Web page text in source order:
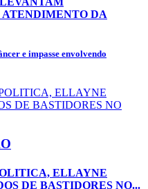
ATENDIMENTO DA
e impasse envolvendo
ELLAYNE
DE BASTIDORES NO...